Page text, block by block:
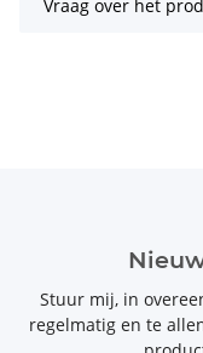
Vraag over het
Stuur mij, in
regelmatig en te